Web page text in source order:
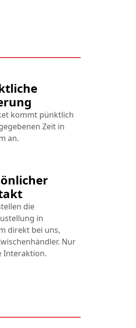
kommt pünktlich
Zeit in
an.
die
in
direkt bei uns,
Nur
Interaktion.